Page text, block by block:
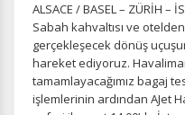
ALSACE / BASEL – ZÜRİH –
Sabah kahvaltısı ve
gerçekleşecek dönüş
hareket ediyoruz.
tamamlayacağımız bagaj
işlemlerinin ardından AJet